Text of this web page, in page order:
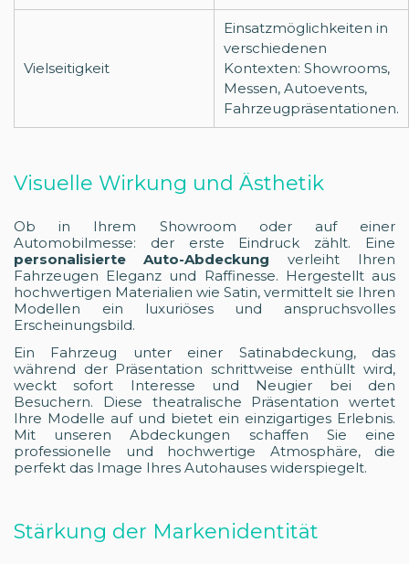
Vielseitigkeit
Einsatzmöglichkeiten in
verschiedenen
Kontexten: Showrooms,
Messen, Autoevents,
Fahrzeugpräsentationen.
Visuelle Wirkung und Ästhetik
Ob in Ihrem Showroom oder auf einer
Automobilmesse: der erste Eindruck zählt. Eine
personalisierte Auto-Abdeckung verleiht Ihren
Fahrzeugen Eleganz und Raffinesse. Hergestellt aus
hochwertigen Materialien wie Satin, vermittelt sie Ihren
Modellen ein luxuriöses und anspruchsvolles
Erscheinungsbild.
Ein Fahrzeug unter einer Satinabdeckung, das
während der Präsentation schrittweise enthüllt wird,
weckt sofort Interesse und Neugier bei den
Besuchern. Diese theatralische Präsentation wertet
Ihre Modelle auf und bietet ein einzigartiges Erlebnis.
Mit unseren Abdeckungen schaffen Sie eine
professionelle und hochwertige Atmosphäre, die
perfekt das Image Ihres Autohauses widerspiegelt.
Stärkung der Markenidentität